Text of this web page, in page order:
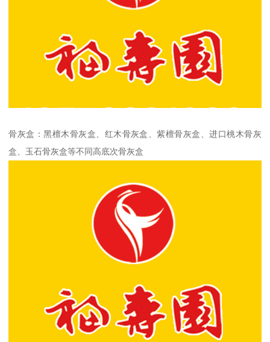
骨灰盒：黑檀木骨灰盒、红木骨灰盒、紫檀骨灰盒、进口桃木骨灰
盒、玉石骨灰盒等不同高底次骨灰盒